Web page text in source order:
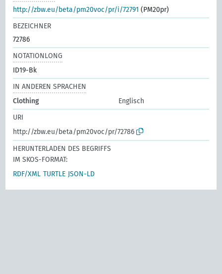
http://zbw.eu/beta/pm20voc/pr/i/72791 (PM20pr)
BEZEICHNER
72786
NOTATIONLONG
ID19-Bk
IN ANDEREN SPRACHEN
Clothing
Englisch
URI
http://zbw.eu/beta/pm20voc/pr/72786
HERUNTERLADEN DES BEGRIFFS
IM SKOS-FORMAT:
RDF/XML TURTLE JSON-LD